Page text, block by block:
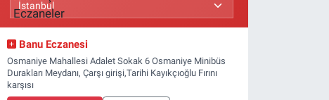
Banu Eczanesi
Osmaniye Mahallesi Adalet Sokak 6 Osmaniye Minibüs
Durakları Meydanı, Çarşı girişi,Tarihi Kayıkçıoğlu Fırını
karşısı